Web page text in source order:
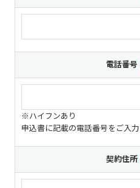
お問い合
料請求
資料請求
電話番号
※ハイフンあり
申込書に記載の電話番号をご入力
契約住所